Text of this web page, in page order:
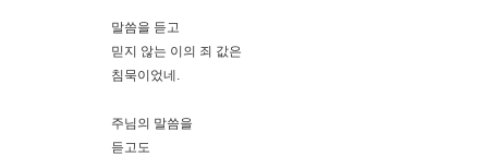
말씀을 듣고
믿지 않는 이의 죄 값은
침묵이었네.
주님의 말씀을
듣고도